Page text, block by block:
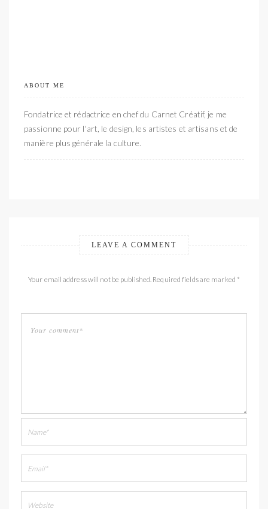
ABOUT ME
Fondatrice et rédactrice en chef du Carnet Créatif, je me
passionne pour l'art, le design, les artistes et artisans et de
manière plus générale la culture.
LEAVE A COMMENT
Your email address will not be published. Required fields are marked *